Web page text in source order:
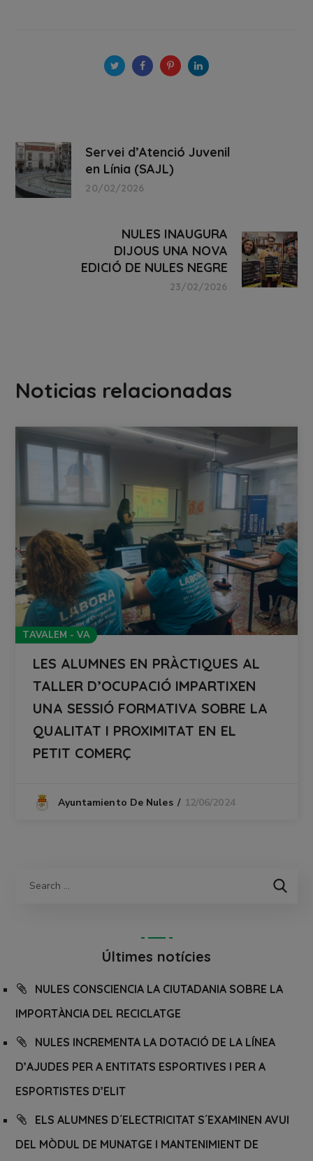
Servei d’Atenció Juvenil
en Línia (SAJL)
20/02/2026
NULES INAUGURA
DIJOUS UNA NOVA
EDICIÓ DE NULES NEGRE
23/02/2026
Noticias relacionadas
TAVALEM - VA
LES ALUMNES EN PRÀCTIQUES AL
TALLER D’OCUPACIÓ IMPARTIXEN
UNA SESSIÓ FORMATIVA SOBRE LA
QUALITAT I PROXIMITAT EN EL
PETIT COMERÇ
Ayuntamiento De Nules 12/06/2024
Últimes notícies
NULES CONSCIENCIA LA CIUTADANIA SOBRE LA
IMPORTÀNCIA DEL RECICLATGE
NULES INCREMENTA LA DOTACIÓ DE LA LÍNEA
D’AJUDES PER A ENTITATS ESPORTIVES I PER A
ESPORTISTES D’ELIT
ELS ALUMNES D´ELECTRICITAT S´EXAMINEN AVUI
DEL MÒDUL DE MUNATGE I MANTENIMIENT DE